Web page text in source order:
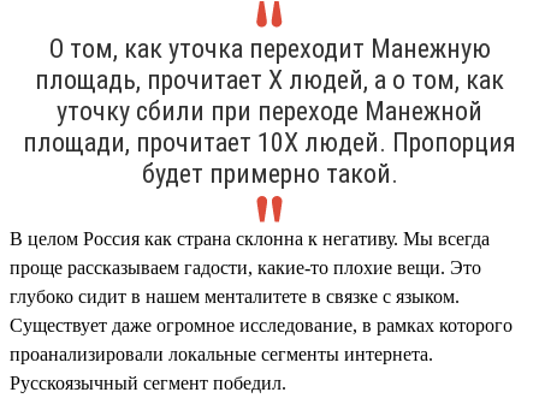
О том, как уточка переходит Манежную
площадь, прочитает Х людей, а о том, как
уточку сбили при переходе Манежной
площади, прочитает 10Х людей. Пропорция
будет примерно такой.
В целом Россия как страна склонна к негативу. Мы всегда
проще рассказываем гадости, какие-то плохие вещи. Это
глубоко сидит в нашем менталитете в связке с языком.
Существует даже огромное исследование, в рамках которого
проанализировали локальные сегменты интернета.
Русскоязычный сегмент победил.